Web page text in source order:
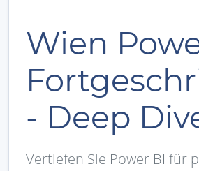
Wien
- Deep
Vertiefen Sie Power BI für